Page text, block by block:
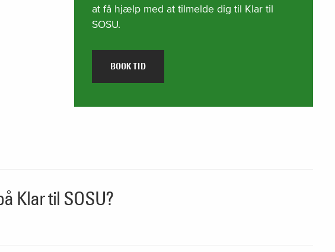
at få hjælp med at tilmelde dig til Klar til
SOSU.
BOOK TID
Klar til SOSU?